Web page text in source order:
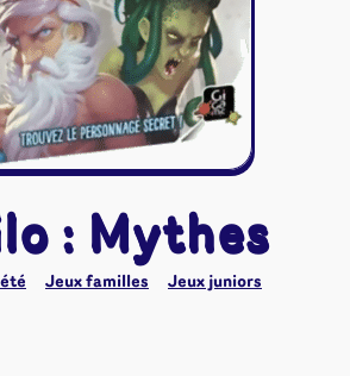
Naruto Mythos
Autres
Tapis de jeu
: Mythes
Jeux familles Jeux juniors